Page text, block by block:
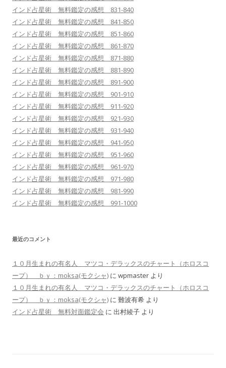
インド占星術 無料鑑定の感想 831-840
インド占星術 無料鑑定の感想 841-850
インド占星術 無料鑑定の感想 851-860
インド占星術 無料鑑定の感想 861-870
インド占星術 無料鑑定の感想 871-880
インド占星術 無料鑑定の感想 881-890
インド占星術 無料鑑定の感想 891-900
インド占星術 無料鑑定の感想 901-910
インド占星術 無料鑑定の感想 911-920
インド占星術 無料鑑定の感想 921-930
インド占星術 無料鑑定の感想 931-940
インド占星術 無料鑑定の感想 941-950
インド占星術 無料鑑定の感想 951-960
インド占星術 無料鑑定の感想 961-970
インド占星術 無料鑑定の感想 971-980
インド占星術 無料鑑定の感想 981-990
インド占星術 無料鑑定の感想 991-1000
最近のコメント
１０月生まれの有名人 マツコ・デラックスのチャート（ホロスコ
ープ） ｂｙ：moksa(モクシャ) に wpmaster より
１０月生まれの有名人 マツコ・デラックスのチャート（ホロスコ
ープ） ｂｙ：moksa(モクシャ) に 難波有希 より
インド占星術 無料対面鑑定会 に 出村綾子 より